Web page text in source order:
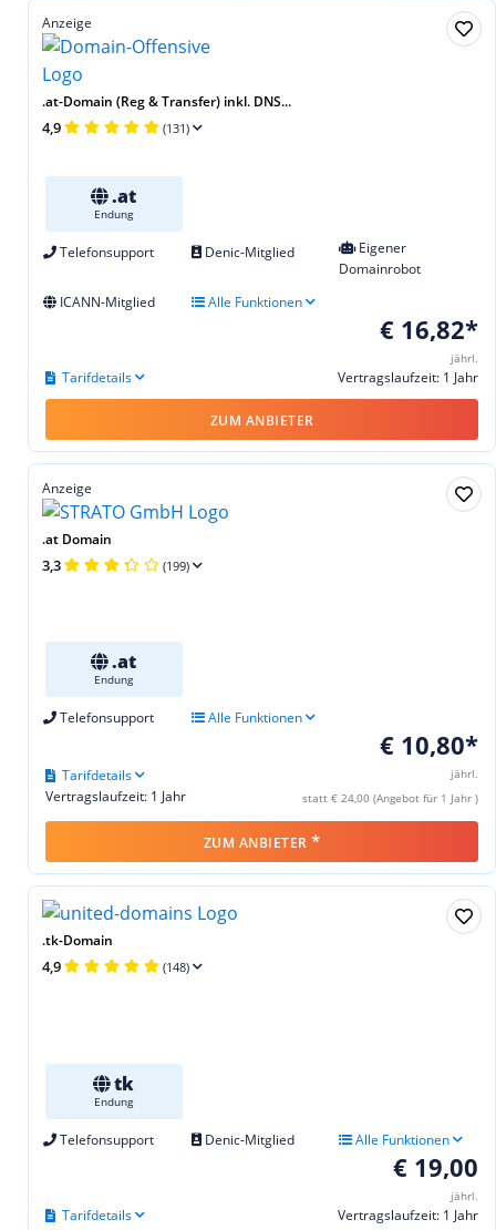
Anzeige
.at-Domain (Reg & Transfer) inkl. DNS...
4,9 (131)
.at
Endung
Telefonsupport Denic-Mitglied
Eigener
Domainrobot
ICANN-Mitglied
Alle Funktionen
€ 16,82*
jährl.
Vertragslaufzeit: 1 Jahr
Tarifdetails
ZUM ANBIETER
Anzeige
.at Domain
3,3 (199)
.at
Endung
Telefonsupport Alle Funktionen
€ 10,80*
jährl.
statt € 24,00 (Angebot für 1 Jahr )
Vertragslaufzeit: 1 Jahr
Tarifdetails
ZUM ANBIETER *
.tk-Domain
4,9 (148)
tk
Endung
Telefonsupport Denic-Mitglied Alle Funktionen
€ 19,00
jährl.
Vertragslaufzeit: 1 Jahr
Tarifdetails